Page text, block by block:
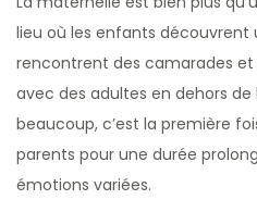
lieu où les enfants
rencontrent des camarades
avec des adultes en dehors
beaucoup, c’est la première
parents pour une durée
émotions variées.